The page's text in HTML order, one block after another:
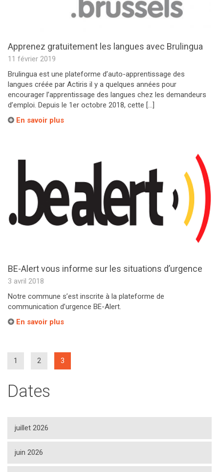
Apprenez gratuitement les langues avec Brulingua
11 février 2019
Brulingua est une plateforme d’auto-apprentissage des
langues créée par Actiris il y a quelques années pour
encourager l’apprentissage des langues chez les demandeurs
d’emploi. Depuis le 1er octobre 2018, cette […]
En savoir plus
BE-Alert vous informe sur les situations d’urgence
3 avril 2018
Notre commune s’est inscrite à la plateforme de
communication d’urgence BE-Alert.
En savoir plus
1 2 3
Dates
juillet 2026
juin 2026